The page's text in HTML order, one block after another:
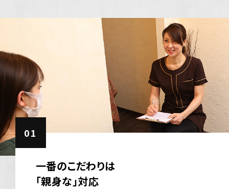
01
一番のこだわりは
「親身な」対応